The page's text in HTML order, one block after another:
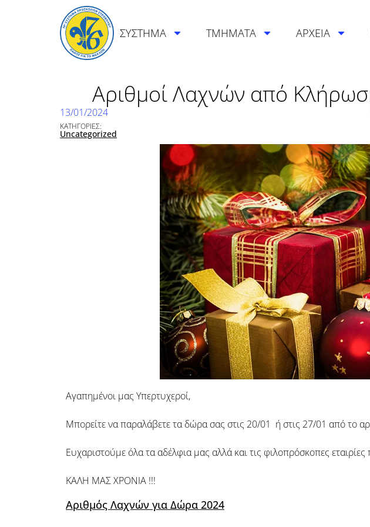
ΣΥΣΤΗΜΑ ΤΜΗΜΑΤΑ ΑΡΧΕΙΑ
Αριθμοί Λαχνών από
13/01/2024
ΚΑΤΗΓΟΡΙΕΣ:
Uncategorized
Αγαπημένοι μας Υπερτυχεροί,
Μπορείτε να παραλάβετε τα δώρα σας στις 20/01 ή στις 27/01 από το
Ευχαριστούμε όλα τα αδέλφια μας αλλά και τις φιλοπρόσκοπες
ΚΑΛΗ ΜΑΣ ΧΡΟΝΙΑ !!!
Αριθμός Λαχνών για Δώρα 2024